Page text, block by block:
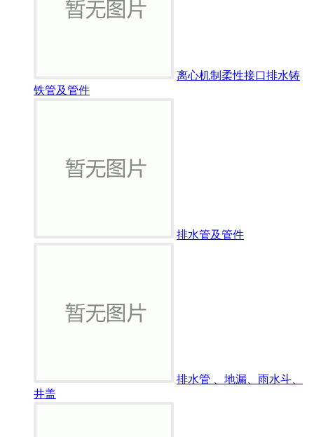
离心机制柔性接口排水铸
铁管及管件
排水管及管件
排水管 、地漏、雨水斗、
井盖